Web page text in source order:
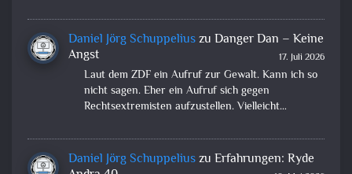
Daniel Jörg Schuppeliuszu Danger Dan – Keine
Angst
17. Juli 2026
Laut dem ZDF ein Aufruf zur Gewalt. Kann ich so
nicht sagen. Eher ein Aufruf sich gegen
Rechtsextremisten aufzustellen. Vielleicht…
Daniel Jörg Schuppeliuszu Erfahrungen: Ryde